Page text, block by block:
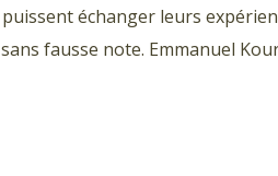
échanger leurs
fausse note. Emmanuel